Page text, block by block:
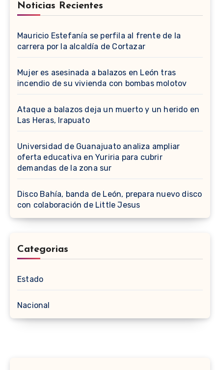
Noticias Recientes
Mauricio Estefanía se perfila al frente de la
carrera por la alcaldía de Cortazar
Mujer es asesinada a balazos en León tras
incendio de su vivienda con bombas molotov
Ataque a balazos deja un muerto y un herido en
Las Heras, Irapuato
Universidad de Guanajuato analiza ampliar
oferta educativa en Yuriria para cubrir
demandas de la zona sur
Disco Bahía, banda de León, prepara nuevo disco
con colaboración de Little Jesus
Categorias
Estado
Nacional